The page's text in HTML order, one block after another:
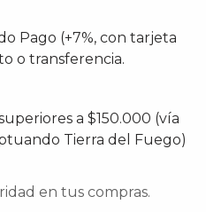
Pago (+7%, con tarjeta
o transferencia.
a $150.000 (vía
Tierra del Fuego)
en tus compras.